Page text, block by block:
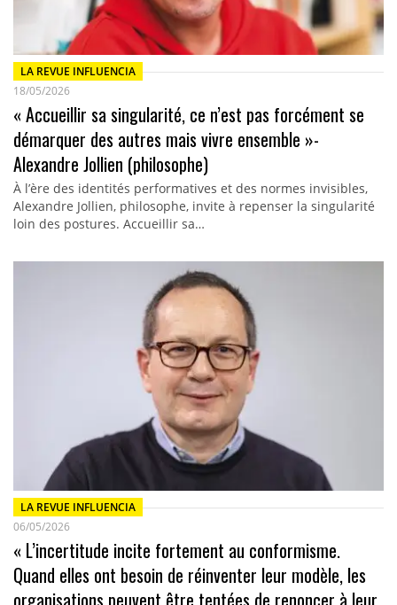
LA REVUE INFLUENCIA
18/05/2026
« Accueillir sa singularité, ce n’est pas forcément se
démarquer des autres mais vivre ensemble »-
Alexandre Jollien (philosophe)
À l’ère des identités performatives et des normes invisibles,
Alexandre Jollien, philosophe, invite à repenser la singularité
loin des postures. Accueillir sa…
LA REVUE INFLUENCIA
06/05/2026
« L’incertitude incite fortement au conformisme.
Quand elles ont besoin de réinventer leur modèle, les